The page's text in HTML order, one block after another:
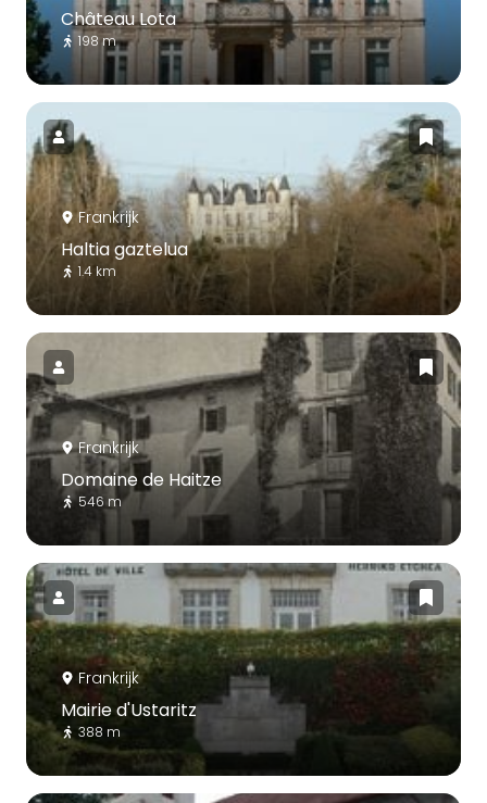
Château Lota
198 m
Frankrijk
Haltia gaztelua
1.4 km
Frankrijk
Domaine de Haitze
546 m
Frankrijk
Mairie d'Ustaritz
388 m